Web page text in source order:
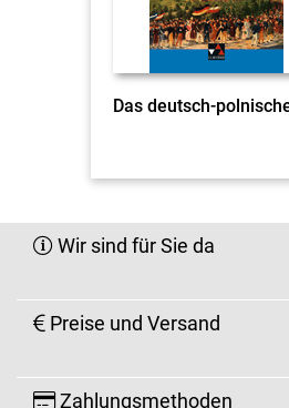
Wir sind für Sie da
Preise und Versand
Zahlungsmethoden